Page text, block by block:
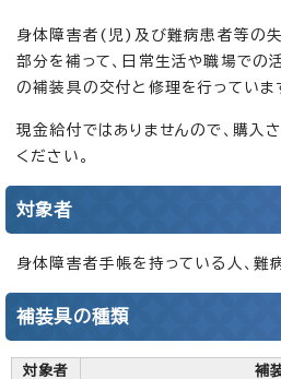
身体障害者(児)及び難病患者等の
部分を補って、日常生活や職場での
の補装具の交付と修理を行っていま
現金給付ではありませんので、購入
ください。
対象者
身体障害者手帳を持っている人、難
補装具の種類
対象者 補